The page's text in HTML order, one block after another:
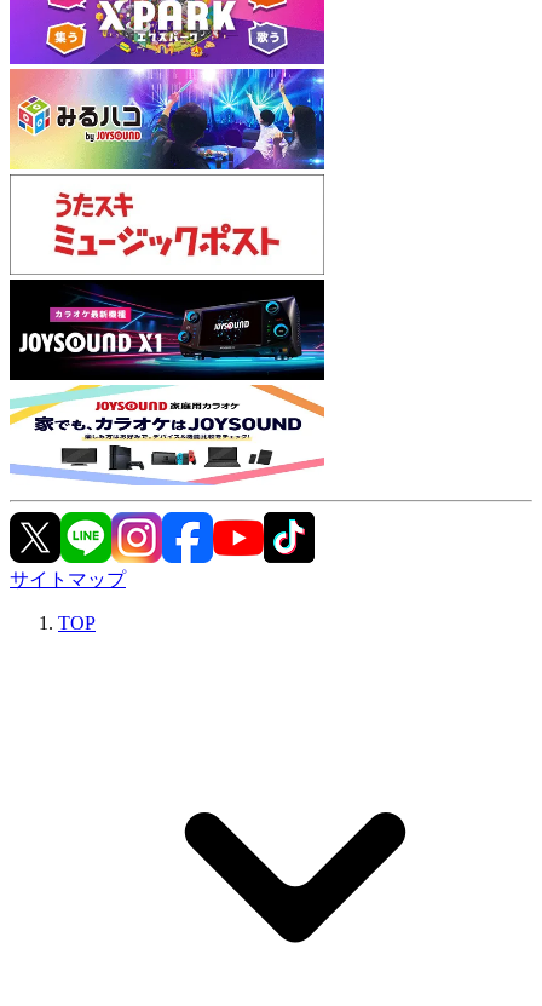
サイトマップ
TOP